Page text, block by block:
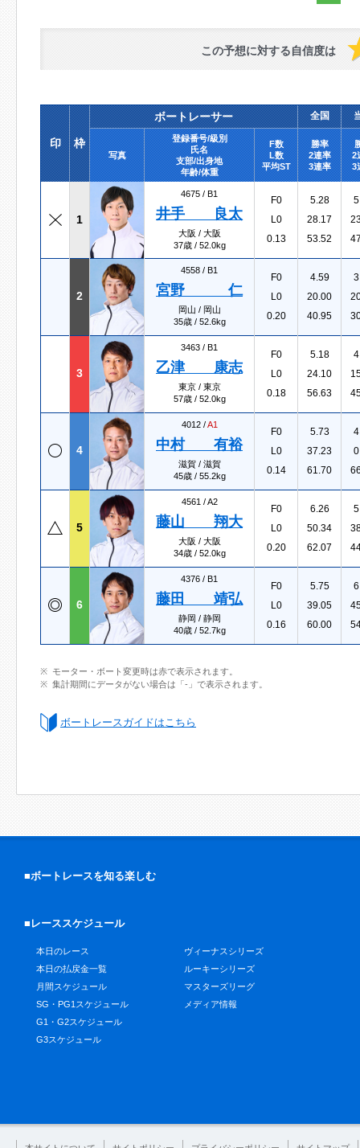
この予想に対する自信度は
印 枠
ボートレーサー 全国
写真
登録番号/級別
氏名
支部/出身地
年齢/体重
F数
L数
平均ST
勝率
2連率
3連率
2
3
1
4675 / B1
井手 良太
大阪 / 大阪
37歳 / 52.0kg
F0
L0
0.13
5.28
28.17
53.52
2
4558 / B1
宮野 仁
岡山 / 岡山
35歳 / 52.6kg
F0
L0
0.20
4.59
20.00
40.95
3
3463 / B1
乙津 康志
東京 / 東京
57歳 / 52.0kg
F0
L0
0.18
5.18
24.10
56.63
4
4012 /A1
中村 有裕
滋賀 / 滋賀
45歳 / 55.2kg
F0
L0
0.14
5.73
37.23
61.70
5
4561 /A2
藤山 翔大
大阪 / 大阪
34歳 / 52.0kg
F0
L0
0.20
6.26
50.34
62.07
6
4376 / B1
藤田 靖弘
静岡 / 静岡
40歳 / 52.7kg
F0
L0
0.16
5.75
39.05
60.00
モーター・ボート変更時は赤で表示されます。
集計期間にデータがない場合は「-」で表示されます。
ボートレースガイドはこちら
■ボートレースを知る楽しむ
■レーススケジュール
本日のレース
本日の払戻金一覧
月間スケジュール
SG・PG1スケジュール
G1・G2スケジュール
G3スケジュール
ヴィーナスシリーズ
ルーキーシリーズ
マスターズリーグ
メディア情報